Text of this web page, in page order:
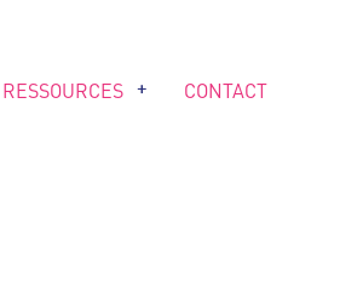
RESSOURCES CONTACT